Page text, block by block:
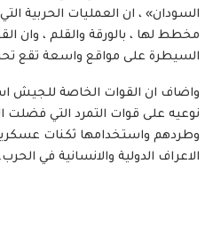
السودان» ، ان العمليات الحربية
مخطط لها ، بالورقة والقلم ، وان
السيطرة على مواقع واسعة تقع
واضاف ان القوات الخاصة للجيش
نوعيه على قوات التمرد التي فضلت
وطردهم واستخدامها ثكنات
الاعراف الدولية والانسانية في الحرب.